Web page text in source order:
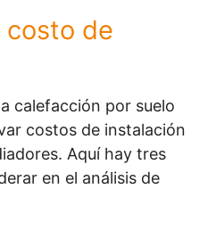
costo de
calefacción por suelo
costos de instalación
Aquí hay tres
en el análisis de